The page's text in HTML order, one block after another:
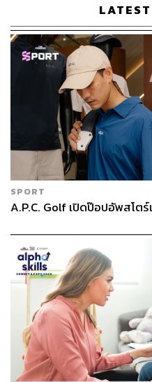
“แต่ผู้ให้บริการขนส่งครบวงจ
J&T มีกำไรมากกว่า เพราะ
ด้วยบริษัทขนส่งของตัวเอง
บริการได้ดีกว่า”
สิ่งนี้ไม่เกินจริงเลย ซึ่งส่วนห
‘ไปรษณีย์ไทย’ ที่เปิดเผยใน
19,546 ล้านบาท แต่ขาดทุนม
อย่างไรก็ตาม ttb analytics ไ
โครงสร้างธุรกิจขนส่งในปี
SPORT
A.P.C. Golf เปิดป๊อปอัพสโตร์